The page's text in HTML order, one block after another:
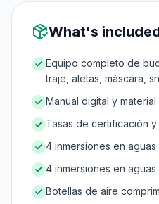
What's
Equipo completo de
traje, aletas, máscara,
Manual digital y
Tasas de certificación
4 inmersiones en
4 inmersiones en
Botellas de aire